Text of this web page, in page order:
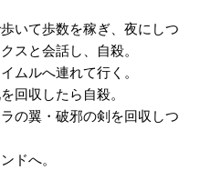
いて歩数を稼ぎ、夜にしつ
スと会話し、自殺。
ムルへ連れて行く。
回収したら自殺。
の翼・破邪の剣を回収しつ
ドへ。